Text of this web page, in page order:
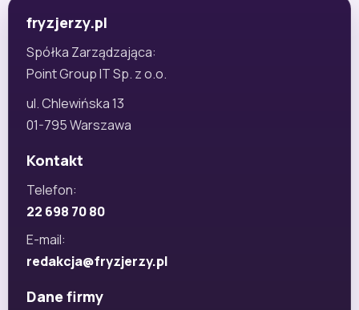
fryzjerzy.pl
Spółka Zarządzająca:
Point Group IT Sp. z o.o.
ul. Chlewińska 13
01-795 Warszawa
Kontakt
Telefon:
22 698 70 80
E-mail:
redakcja@fryzjerzy.pl
Dane firmy